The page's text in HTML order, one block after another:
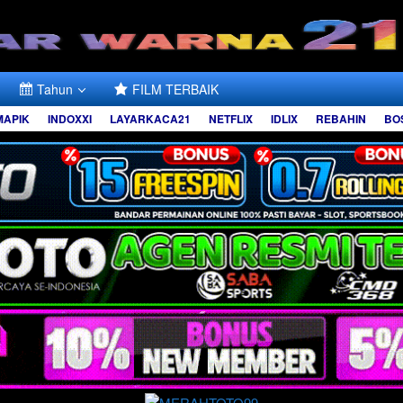
Tahun FILM TERBAIK
INDOXXI LAYARKACA21 NETFLIX IDLIX REBAHIN